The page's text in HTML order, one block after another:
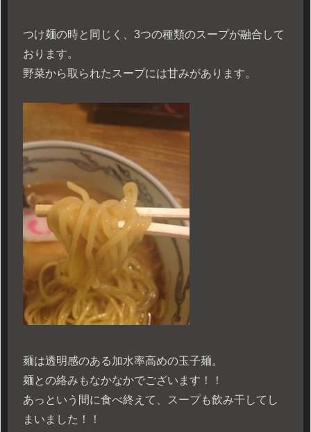
つけ麺の時と同じく、3つの種類のスープが融合して
おります。
野菜から取られたスープには甘みがあります。
麺は透明感のある加水率高めの玉子麺。
麺との絡みもなかなかでございます！！
あっという間に食べ終えて、スープも飲み干してし
まいました！！